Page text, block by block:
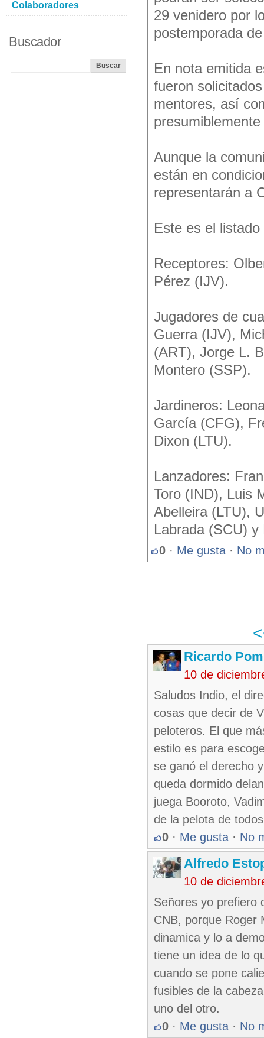
29 venidero por
postemporada
En nota emitida
fueron
mentores, así
Aunque la
están en
representarán a
Este es el
Receptores:
Pérez (IJV).
Jugadores de
Guerra (IJV),
(ART), Jorge L.
Montero (SSP).
Jardineros:
García (CFG),
Dixon (LTU).
Lanzadores:
Toro (IND), Luis
Abelleira (LTU),
Labrada (SCU)
0 · Me gusta · No
Ricardo
10 de
Saludos Indio, el
cosas que decir de
peloteros. El que
estilo es para
se ganó el derecho
queda dormido
juega Booroto,
de la pelota de
0 · Me gusta · No
Alfredo
10 de
Señores yo prefiero
CNB, porque Roger
dinamica y lo a
tiene un idea de lo
cuando se pone
fusibles de la
uno del otro.
0 · Me gusta · No
Colaboradores
Buscador